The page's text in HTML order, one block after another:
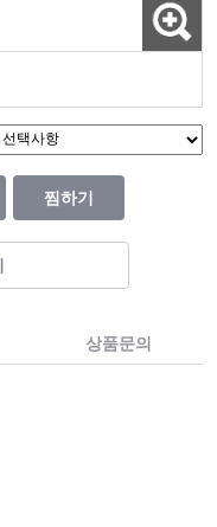
찜하기
상품문의